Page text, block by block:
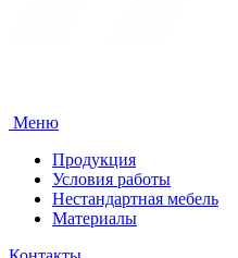
Меню
Продукция
Условия работы
Нестандартная мебель
Материалы